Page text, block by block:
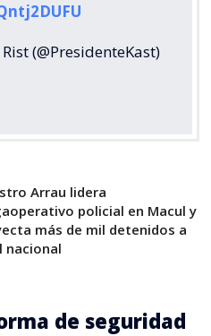
(@PresidenteKast)
Arrau lidera
policial en Macul y
más de mil detenidos a
nacional
de seguridad